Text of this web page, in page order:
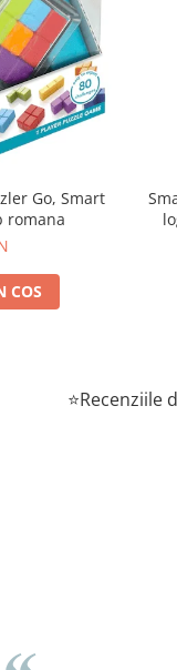
Go, Smart
romana
COS
Smart